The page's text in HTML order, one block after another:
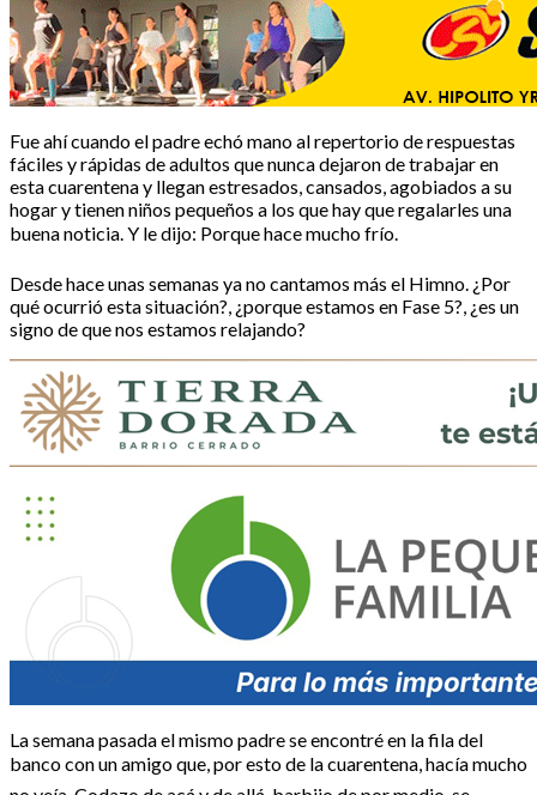
Fue ahí cuando el padre echó mano al repertorio de respuestas
fáciles y rápidas de adultos que nunca dejaron de trabajar en
esta cuarentena y llegan estresados, cansados, agobiados a su
hogar y tienen niños pequeños a los que hay que regalarles una
buena noticia. Y le dijo: Porque hace mucho frío.
Desde hace unas semanas ya no cantamos más el Himno. ¿Por
qué ocurrió esta situación?, ¿porque estamos en Fase 5?, ¿es un
signo de que nos estamos relajando?
La semana pasada el mismo padre se encontré en la fila del
banco con un amigo que, por esto de la cuarentena, hacía mucho